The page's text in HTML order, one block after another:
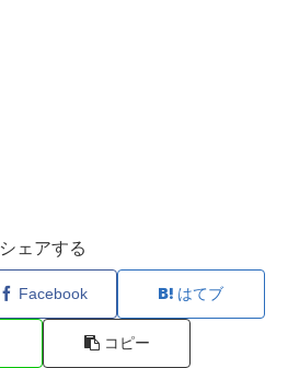
シェアする
Facebook はてブ
コピー